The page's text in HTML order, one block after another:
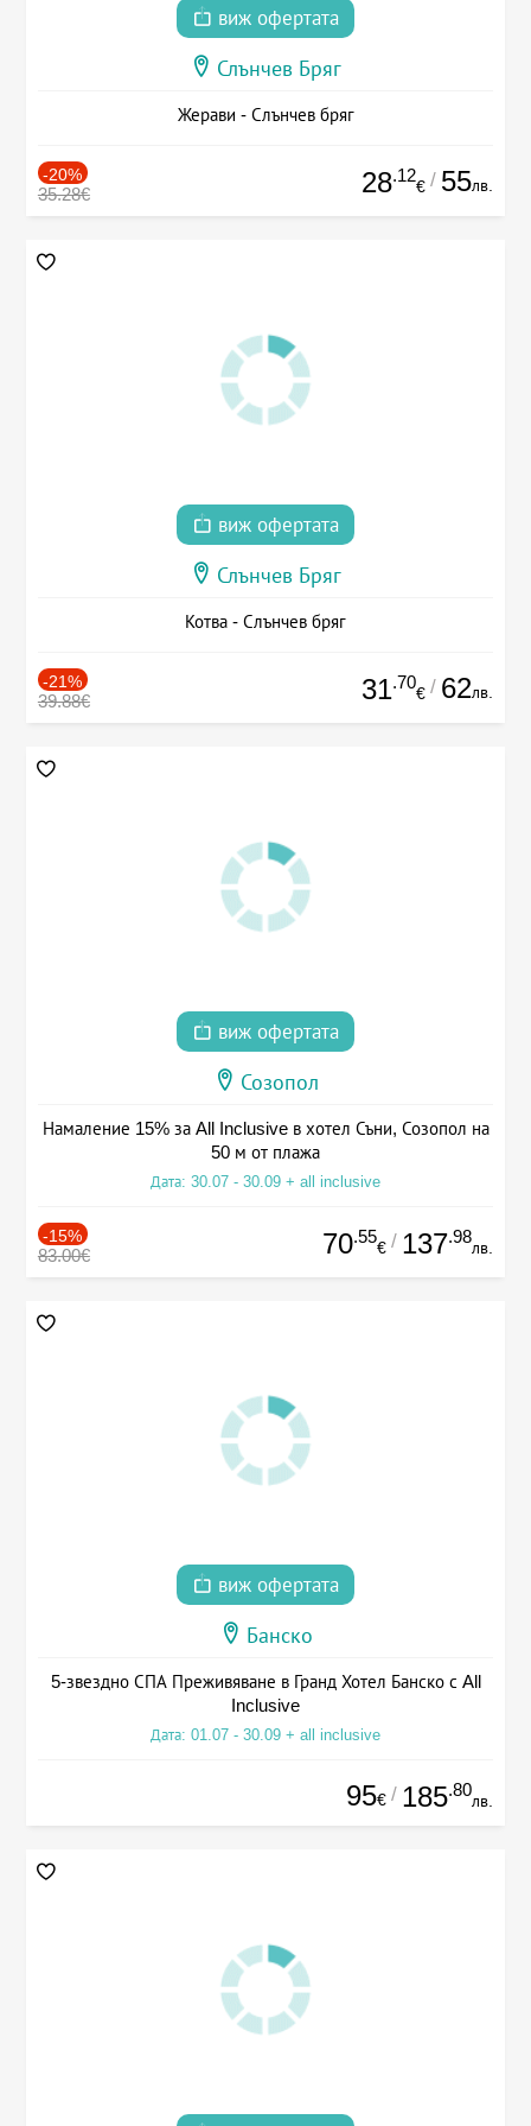
виж офертата
Слънчев Бряг
Жерави - Слънчев бряг
-20%
35.28€ 28.12
€ / 55лв.
виж офертата
Слънчев Бряг
Котва - Слънчев бряг
-21%
39.88€ 31.70
€ / 62лв.
виж офертата
Созопол
Намаление 15% за All Inclusive в хотел Съни, Созопол на
50 м от плажа
Дата: 30.07 - 30.09 + all inclusive
-15%
83.00€ 70.55
€ / 137.98
лв.
виж офертата
Банско
5-звездно СПА Преживяване в Гранд Хотел Банско с All
Inclusive
Дата: 01.07 - 30.09 + all inclusive
95€ / 185.80
лв.